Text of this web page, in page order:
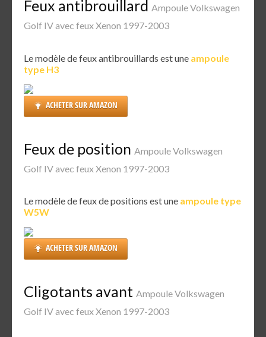
Feux antibrouillard Ampoule Volkswagen
Golf IV avec feux Xenon 1997-2003
Le modèle de feux antibrouillards est une ampoule
type H3
ACHETER SUR AMAZON
Feux de position Ampoule Volkswagen
Golf IV avec feux Xenon 1997-2003
Le modèle de feux de positions est une ampoule type
W5W
ACHETER SUR AMAZON
Cligotants avant Ampoule Volkswagen
Golf IV avec feux Xenon 1997-2003